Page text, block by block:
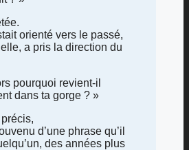
orienté vers le passé,
a pris la direction du
pourquoi revient-il
dans ta gorge ? »
d’une phrase qu’il
des années plus